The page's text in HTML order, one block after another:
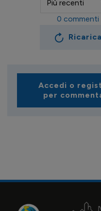
Ricarica
0 commenti
Accedi o
per